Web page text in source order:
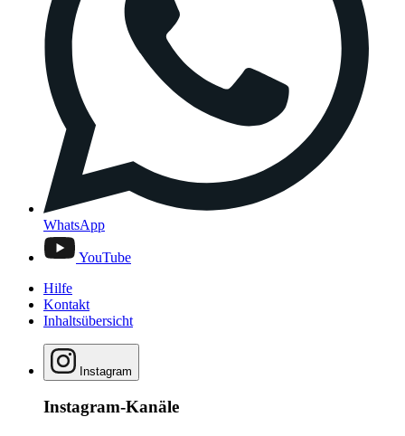
WhatsApp
YouTube
Hilfe
Kontakt
Inhaltsübersicht
Instagram
Instagram-Kanäle